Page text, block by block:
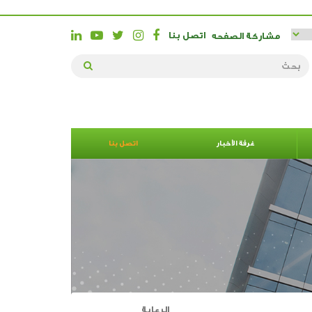
مشاركة الصفحه اتصل بنا
غرفة الأخبار اتصل بنا
الرعاية